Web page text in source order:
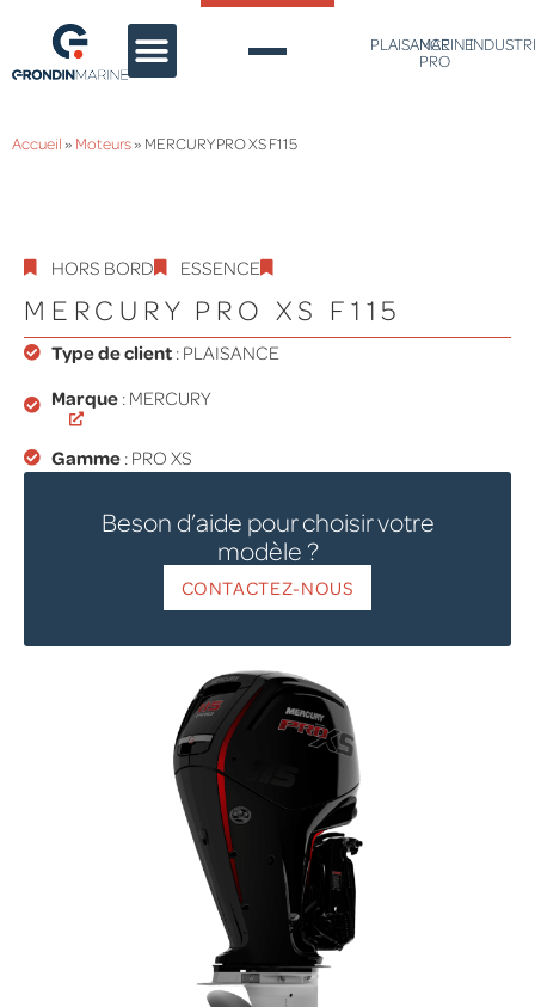
PLAISANCE
MARINE
PRO
Accueil» Moteurs» MERCURY PRO XS F115
HORS BORD ESSENCE
MERCURY PRO XS F115
Type de client : PLAISANCE
Marque: MERCURY
Gamme: PRO XS
Beson d’aide pour choisir votre
modèle ?
CONTACTEZ-NOUS